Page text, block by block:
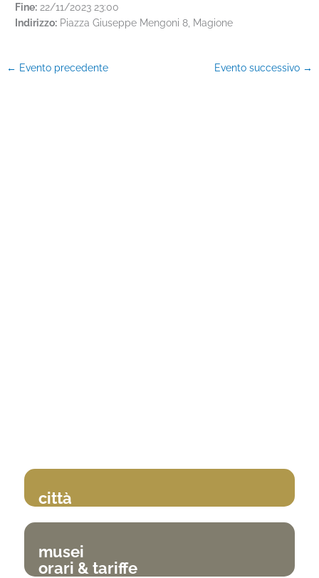
Fine: 22/11/2023 23:00
Indirizzo: Piazza Giuseppe Mengoni 8, Magione
← Evento precedente Evento successivo →
città
musei
orari & tariffe